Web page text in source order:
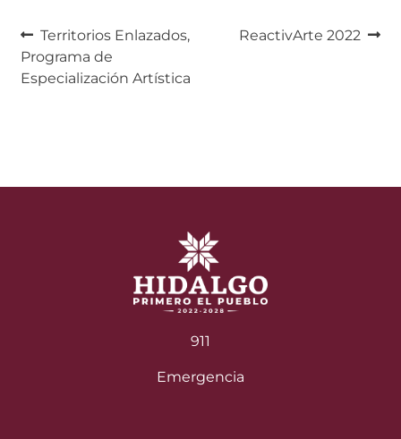
Navegación
de
Anterior:
Territorios Enlazados,
Programa de
Especialización Artística
Siguiente:
ReactivArte 2022
911
Emergencia